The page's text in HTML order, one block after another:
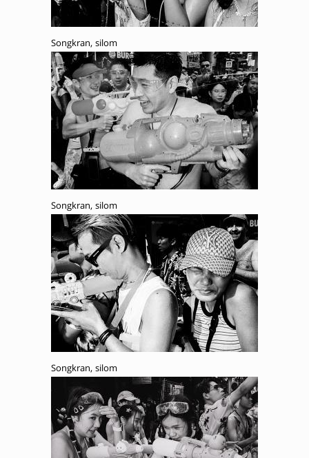
Songkran, silom
Songkran, silom
Songkran, silom